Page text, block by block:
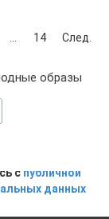
14 След.
образы
с публичной
данных